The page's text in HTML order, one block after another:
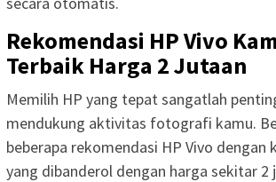
Rekomendasi HP Vivo
Terbaik Harga 2 Jutaan
Memilih HP yang tepat sangatlah
mendukung aktivitas fotografi kamu.
beberapa rekomendasi HP Vivo dengan
yang dibanderol dengan harga sekitar 2